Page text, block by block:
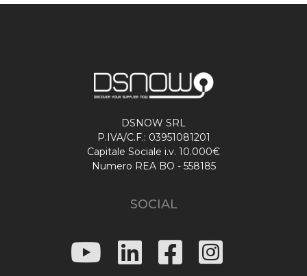
DSNOW SRL
P.IVA/C.F.: 03951081201
Capitale Sociale i.v. 10.000€
Numero REA BO - 558185
SOCIAL